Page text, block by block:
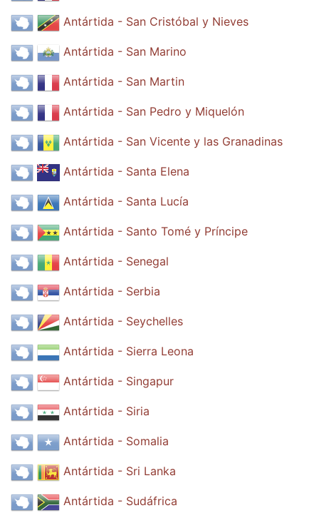
Antártida - San Cristóbal y Nieves
Antártida - San Marino
Antártida - San Martin
Antártida - San Pedro y Miquelón
Antártida - San Vicente y las Granadinas
Antártida - Santa Elena
Antártida - Santa Lucía
Antártida - Santo Tomé y Príncipe
Antártida - Senegal
Antártida - Serbia
Antártida - Seychelles
Antártida - Sierra Leona
Antártida - Singapur
Antártida - Siria
Antártida - Somalia
Antártida - Sri Lanka
Antártida - Sudáfrica